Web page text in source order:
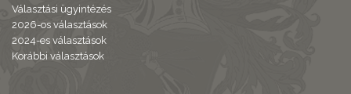
Választási ügyintézés
2026-os választások
2024-es választások
Korábbi választások